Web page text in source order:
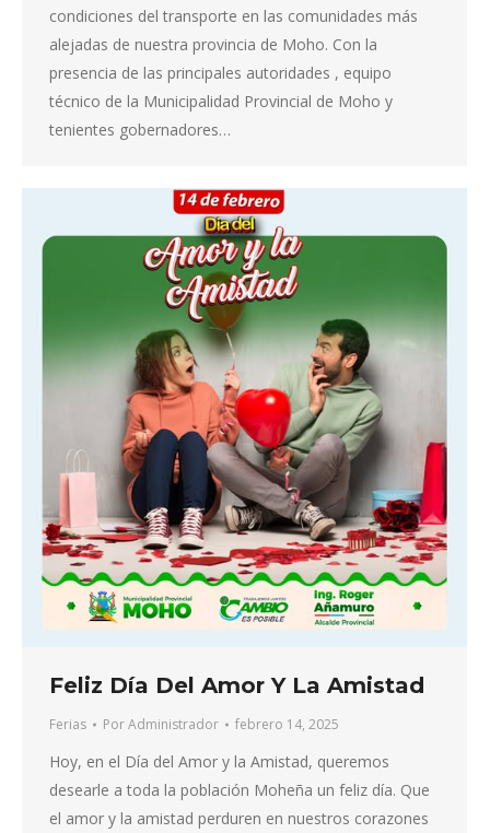
condiciones del transporte en las comunidades más
alejadas de nuestra provincia de Moho. Con la
presencia de las principales autoridades , equipo
técnico de la Municipalidad Provincial de Moho y
tenientes gobernadores…
Feliz Día Del Amor Y La Amistad
Ferias PorAdministrador febrero 14, 2025
Hoy, en el Día del Amor y la Amistad, queremos
desearle a toda la población Moheña un feliz día. Que
el amor y la amistad perduren en nuestros corazones